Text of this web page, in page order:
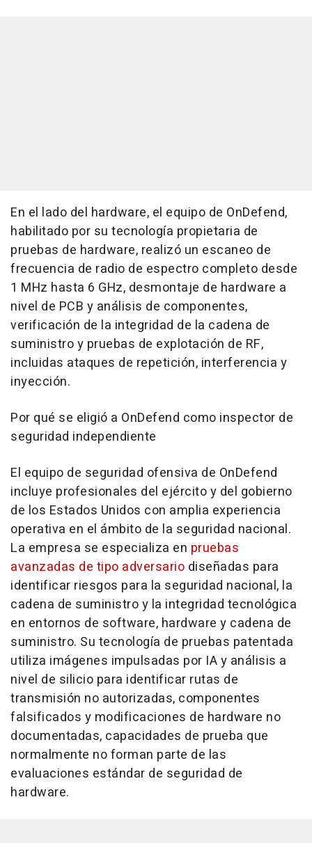
En el lado del hardware, el equipo de OnDefend,
habilitado por su tecnología propietaria de
pruebas de hardware, realizó un escaneo de
frecuencia de radio de espectro completo desde
1 MHz hasta 6 GHz, desmontaje de hardware a
nivel de PCB y análisis de componentes,
verificación de la integridad de la cadena de
suministro y pruebas de explotación de RF,
incluidas ataques de repetición, interferencia y
inyección.
Por qué se eligió a OnDefend como inspector de
seguridad independiente
El equipo de seguridad ofensiva de OnDefend
incluye profesionales del ejército y del gobierno
de los Estados Unidos con amplia experiencia
operativa en el ámbito de la seguridad nacional.
La empresa se especializa en pruebas
avanzadas de tipo adversario diseñadas para
identificar riesgos para la seguridad nacional, la
cadena de suministro y la integridad tecnológica
en entornos de software, hardware y cadena de
suministro. Su tecnología de pruebas patentada
utiliza imágenes impulsadas por IA y análisis a
nivel de silicio para identificar rutas de
transmisión no autorizadas, componentes
falsificados y modificaciones de hardware no
documentadas, capacidades de prueba que
normalmente no forman parte de las
evaluaciones estándar de seguridad de
hardware.